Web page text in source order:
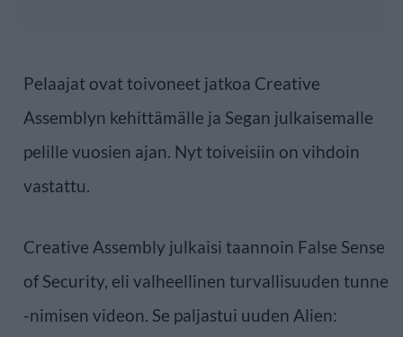
Pelaajat ovat toivoneet jatkoa Creative
Assemblyn kehittämälle ja Segan julkaisemalle
pelille vuosien ajan. Nyt toiveisiin on vihdoin
vastattu.
Creative Assembly julkaisi taannoin False Sense
of Security, eli valheellinen turvallisuuden tunne
-nimisen videon. Se paljastui uuden Alien: